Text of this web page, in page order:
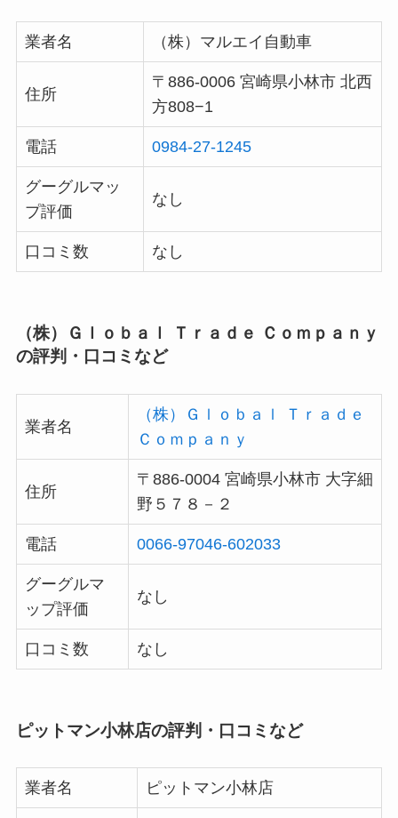
業者名 （株）マルエイ自動車
住所
〒886-0006 宮崎県小林市 北西
方808−1
電話 0984-27-1245
グーグルマッ
プ評価
なし
口コミ数 なし
（株）Ｇｌｏｂａｌ Ｔｒａｄｅ Ｃｏｍｐａｎｙ
の評判・口コミなど
業者名
（株）Ｇｌｏｂａｌ Ｔｒａｄｅ
Ｃｏｍｐａｎｙ
住所
〒886-0004 宮崎県小林市 大字細
野５７８－２
電話 0066-97046-602033
グーグルマ
ップ評価
なし
口コミ数 なし
ピットマン小林店の評判・口コミなど
業者名 ピットマン小林店